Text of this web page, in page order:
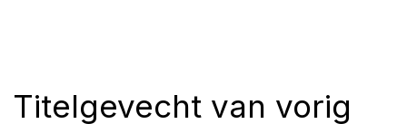
Titelgevecht van vorig